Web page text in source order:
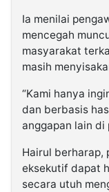
Ia menilai
mencegah
masyarakat
masih
“Kami hanya
dan berbasis
anggapan lain di
Hairul berharap,
eksekutif dapat
secara utuh